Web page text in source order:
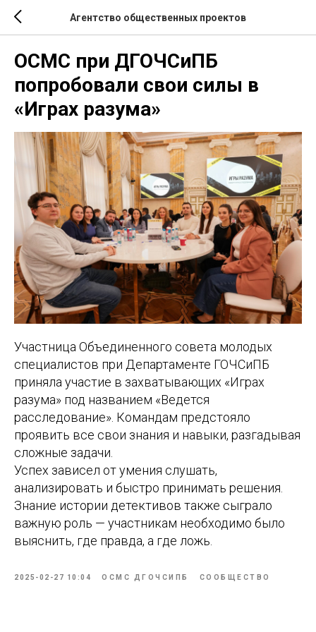
Агентство общественных проектов
ОСМС при ДГОЧСиПБ
попробовали свои силы в
«Играх разума»
Участница Объединенного совета молодых
специалистов при Департаменте ГОЧСиПБ
приняла участие в захватывающих «Играх
разума» под названием «Ведется
расследование». Командам предстояло
проявить все свои знания и навыки, разгадывая
сложные задачи.
Успех зависел от умения слушать,
анализировать и быстро принимать решения.
Знание истории детективов также сыграло
важную роль — участникам необходимо было
выяснить, где правда, а где ложь.
2025-02-27 10:04 ОСМС ДГОЧСИПБ СООБЩЕСТВО